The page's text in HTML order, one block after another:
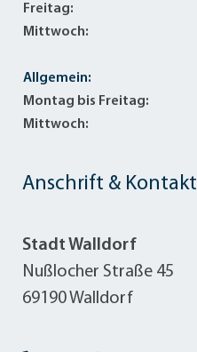
Anschrift & Kontakt
Stadt Walldorf
Nußlocher Straße 45
69190 Walldorf
Freitag:
Mittwoch:
Allgemein:
Montag bis Freitag:
Mittwoch: